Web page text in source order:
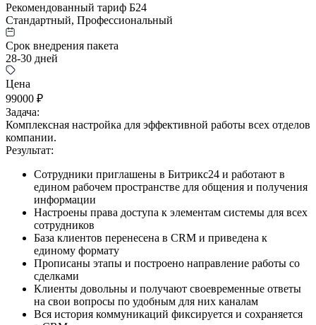
Рекомендованный тариф Б24
Стандартный, Профессиональный
Срок внедрения пакета
28-30 дней
Цена
99000 ₽
Задача:
Комплексная настройка для эффективной работы всех отделов
компании.
Результат:
Сотрудники приглашены в Битрикс24 и работают в
едином рабочем пространстве для общения и получения
информации
Настроены права доступа к элементам системы для всех
сотрудников
База клиентов перенесена в CRM и приведена к
единому формату
Прописаны этапы и построено направление работы со
сделками
Клиенты довольны и получают своевременные ответы
на свои вопросы по удобным для них каналам
Вся история коммуникаций фиксируется и сохраняется